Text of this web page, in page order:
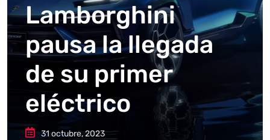
Lamborghini
pausa la llegada
de su primer
eléctrico
31 octubre, 2023